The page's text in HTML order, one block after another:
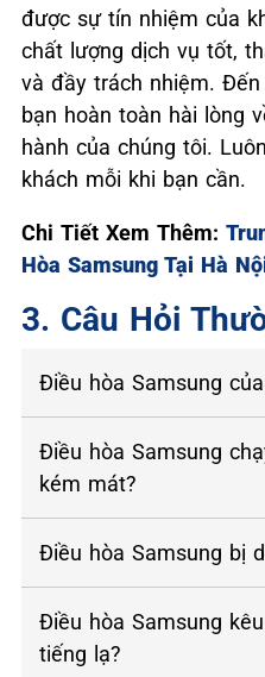
được sự tín nhiệm của
chất lượng dịch vụ tốt,
và đầy trách nhiệm.
bạn hoàn toàn hài lòng
hành của chúng tôi.
khách mỗi khi bạn cần.
Chi Tiết Xem Thêm:
Hòa Samsung Tại Hà
3. Câu Hỏi
Điều hòa Samsung
Điều hòa Samsung
kém mát?
Điều hòa Samsung bị
Điều hòa Samsung
tiếng lạ?